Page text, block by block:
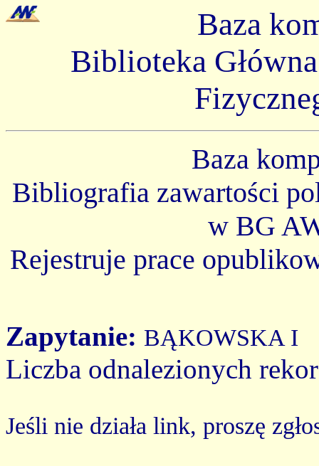
Baza
Biblioteka
Baza
Bibliografia zawartości
w BG
Rejestruje prace
Zapytanie: BĄKOWSKA I
Liczba odnalezionych
Jeśli nie działa link, proszę